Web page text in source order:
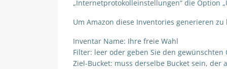
„Internetprotokolleinstellungen“ die Option
Um Amazon diese Inventories generieren zu
Inventar Name: Ihre freie Wahl
Filter: leer oder geben Sie den gewünschten
Ziel-Bucket: muss derselbe Bucket sein, der